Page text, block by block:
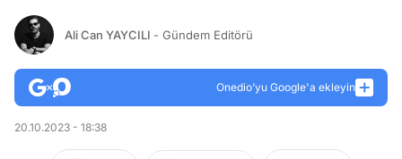
Ali Can YAYCILI - Gündem Editörü
Onedio’yu Google'a ekleyin
20.10.2023 - 18:38